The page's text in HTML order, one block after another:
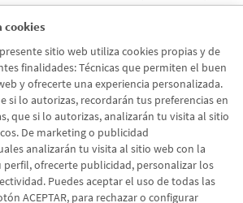
cookies
sitio web utiliza cookies propias y de
finalidades: Técnicas que permiten el buen
y ofrecerte una experiencia personalizada.
si lo autorizas, recordarán tus preferencias en
que si lo autorizas, analizarán tu visita al sitio
De marketing o publicidad
analizarán tu visita al sitio web con la
ofrecerte publicidad, personalizar los
Puedes aceptar el uso de todas las
ACEPTAR, para rechazar o configurar
los
básicos
y el
presidente propuso un arancel del
6 7 8 9 10 11 12 ›